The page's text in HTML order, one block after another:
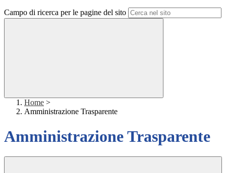
Campo di ricerca per le pagine del sito
Home >
Amministrazione Trasparente
Amministrazione Trasparente